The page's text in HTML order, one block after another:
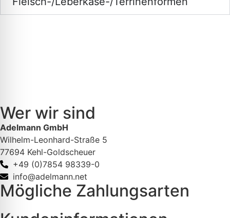
Wer wir sind
Adelmann GmbH
Wilhelm-Leonhard-Straße 5
77694 Kehl-Goldscheuer
+49 (0)7854 98339-0
info@adelmann.net
Mögliche Zahlungsarten